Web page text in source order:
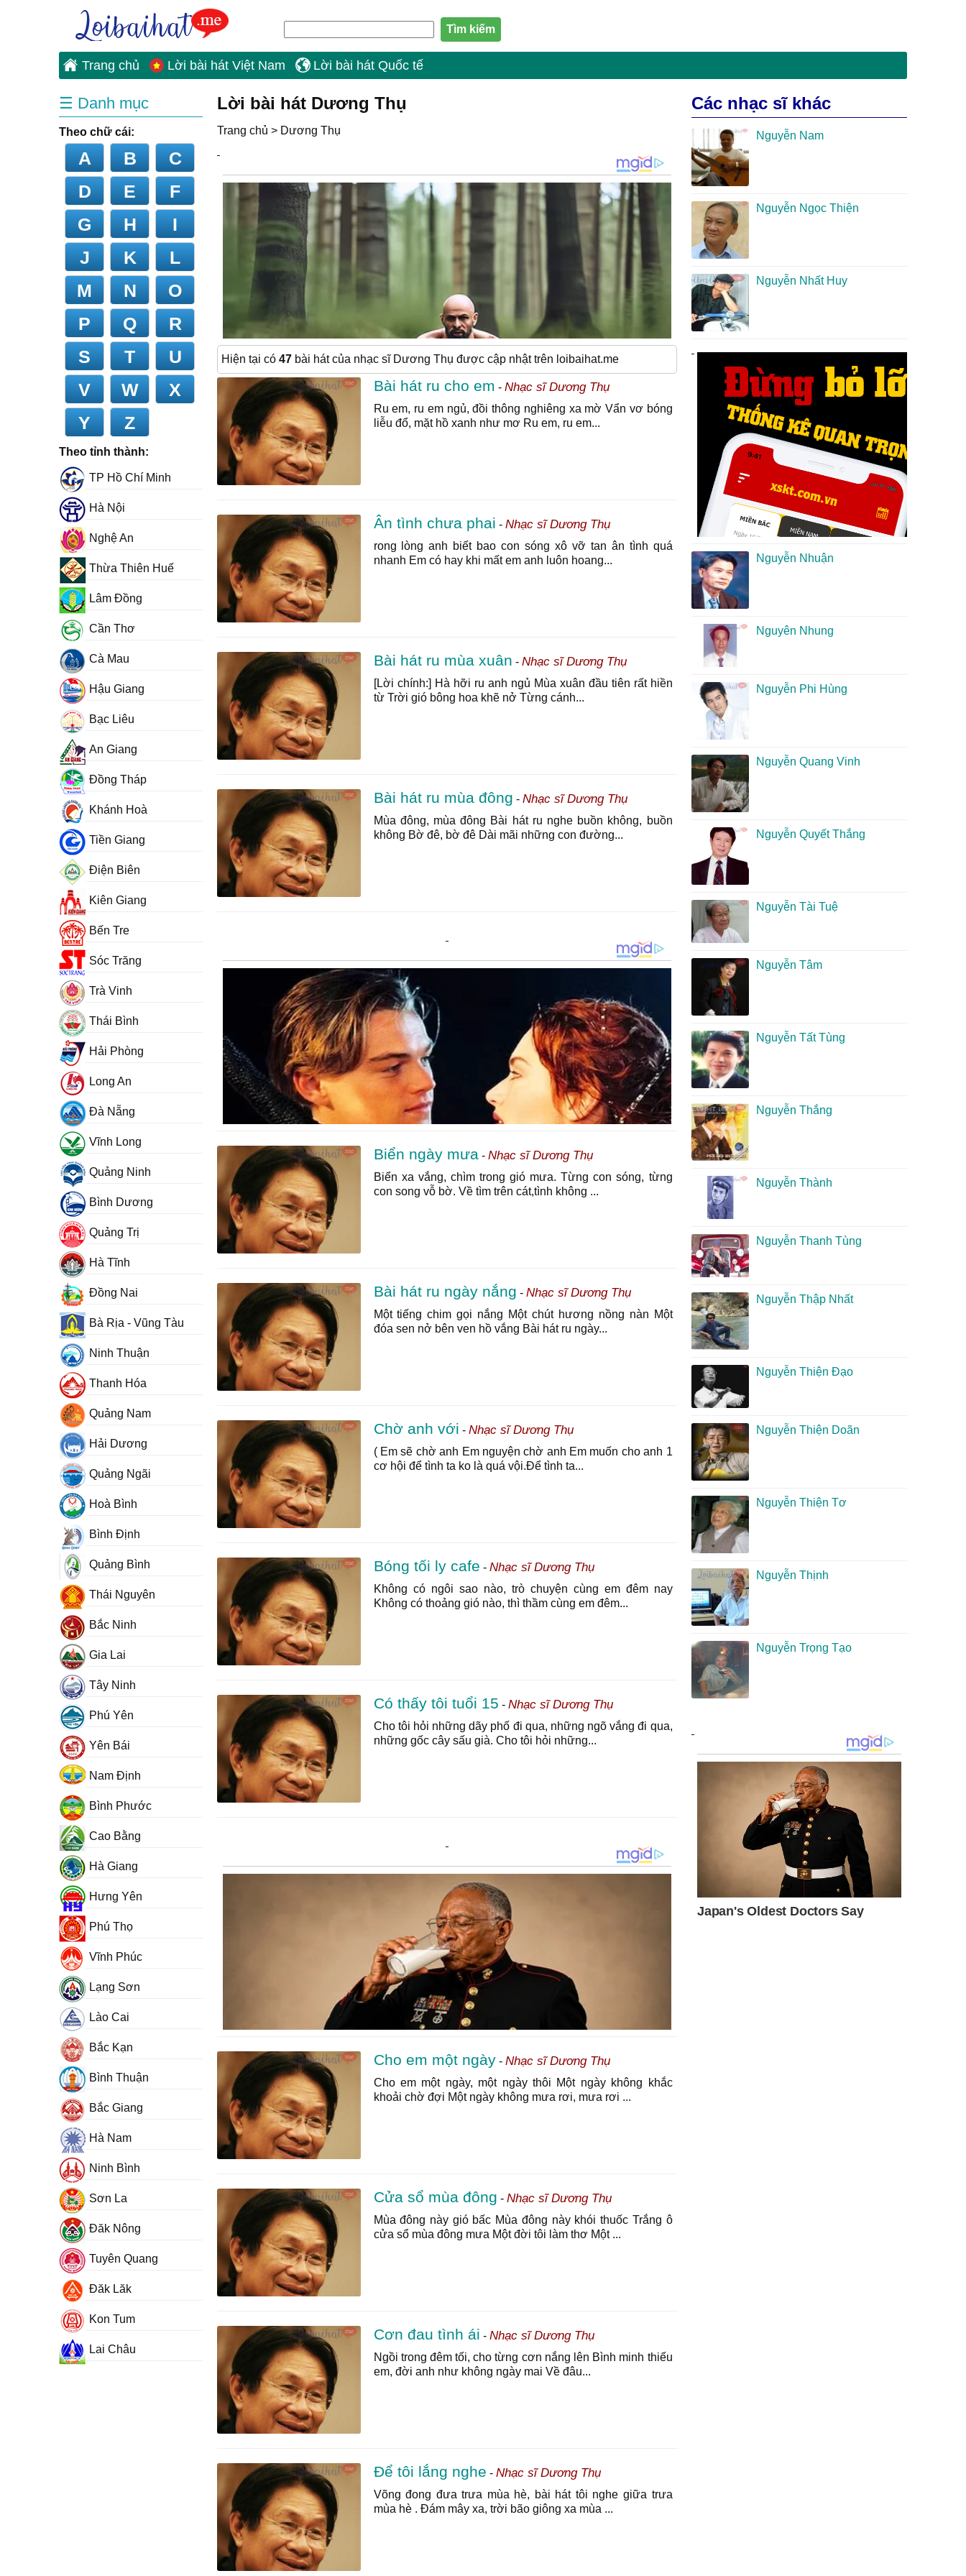
Trang chủ Lời bài hát Việt Nam Lời bài hát Quốc tế
Lời bài hát Dương Thụ
Trang chủ > Dương Thụ
Hiện tại có 47 bài hát của nhạc sĩ Dương Thụ được cập nhật trên loibaihat.me
Bài hát ru cho em - Nhạc sĩ Dương Thụ
Ru em, ru em ngủ, đồi thông nghiêng xa mờ Vẩn vơ bóng
liễu đổ, mặt hồ xanh như mơ Ru em, ru em...
Ân tình chưa phai - Nhạc sĩ Dương Thụ
rong lòng anh biết bao con sóng xô vỡ tan ân tình quá
nhanh Em có hay khi mất em anh luôn hoang...
Bài hát ru mùa xuân - Nhạc sĩ Dương Thụ
[Lời chính:] Hà hỡi ru anh ngủ Mùa xuân đầu tiên rất hiền
từ Trời gió bông hoa khẽ nở Từng cánh...
Bài hát ru mùa đông - Nhạc sĩ Dương Thụ
Mùa đông, mùa đông Bài hát ru nghe buồn không, buồn
không Bờ đê, bờ đê Dài mãi những con đường...
Biển ngày mưa- Nhạc sĩ Dương Thụ
Biển xa vắng, chìm trong gió mưa. Từng con sóng, từng
con song vỗ bờ. Về tìm trên cát,tình không ...
Bài hát ru ngày nắng - Nhạc sĩ Dương Thụ
Một tiếng chim gọi nắng Một chút hương nồng nàn Một
đóa sen nở bên ven hồ vắng Bài hát ru ngày...
Chờ anh với - Nhạc sĩ Dương Thụ
( Em sẽ chờ anh Em nguyện chờ anh Em muốn cho anh 1
cơ hội để tình ta ko là quá vội.Để tình ta...
Bóng tối ly cafe - Nhạc sĩ Dương Thụ
Không có ngôi sao nào, trò chuyện cùng em đêm nay
Không có thoảng gió nào, thì thầm cùng em đêm...
Có thấy tôi tuổi 15 - Nhạc sĩ Dương Thụ
Cho tôi hỏi những dãy phố đi qua, những ngõ vắng đi qua,
những gốc cây sấu già. Cho tôi hỏi những...
Cho em một ngày- Nhạc sĩ Dương Thụ
Cho em một ngày, một ngày thôi Một ngày không khắc
khoải chờ đợi Một ngày không mưa rơi, mưa rơi ...
Cửa sổ mùa đông - Nhạc sĩ Dương Thụ
Mùa đông này gió bấc Mùa đông này khói thuốc Trắng ô
cửa sổ mùa đông mưa Một đời tôi làm thơ Một ...
Cơn đau tình ái - Nhạc sĩ Dương Thụ
Ngồi trong đêm tối, cho từng cơn nắng lên Bình minh thiếu
em, đời anh như không ngày mai Về đâu...
Để tôi lắng nghe - Nhạc sĩ Dương Thụ
Võng đong đưa trưa mùa hè, bài hát tôi nghe giữa trưa
mùa hè . Đám mây xa, trời bão giông xa mùa ...
Các nhạc sĩ khác
Nguyễn Nam
Nguyễn Ngọc Thiện
Nguyễn Nhất Huy
Nguyễn Nhuận
Nguyên Nhung
Nguyễn Phi Hùng
Nguyễn Quang Vinh
Nguyễn Quyết Thắng
Nguyễn Tài Tuệ
Nguyễn Tâm
Nguyễn Tất Tùng
Nguyễn Thắng
Nguyễn Thành
Nguyễn Thanh Tùng
Nguyễn Thập Nhất
Nguyễn Thiện Đạo
Nguyễn Thiện Doãn
Nguyễn Thiện Tơ
Nguyễn Thịnh
Nguyễn Trọng Tạo
☰ Danh mục
Theo chữ cái:
A B
C
D
E
F
G
H
I
J
K
L
M
N
O
P
Q
R
S
T
U
V
W
X
Y
Z
Theo tỉnh thành:
TP Hồ Chí Minh
Hà Nội
Nghệ An
Thừa Thiên Huế
Lâm Đồng
Cần Thơ
Cà Mau
Hậu Giang
Bạc Liêu
An Giang
Đồng Tháp
Khánh Hoà
Tiền Giang
Điện Biên
Kiên Giang
Bến Tre
Sóc Trăng
Trà Vinh
Thái Bình
Hải Phòng
Long An
Đà Nẵng
Vĩnh Long
Quảng Ninh
Bình Dương
Quảng Trị
Hà Tĩnh
Đồng Nai
Bà Rịa - Vũng Tàu
Ninh Thuận
Thanh Hóa
Quảng Nam
Hải Dương
Quảng Ngãi
Hoà Bình
Bình Định
Quảng Bình
Thái Nguyên
Bắc Ninh
Gia Lai
Tây Ninh
Phú Yên
Yên Bái
Nam Định
Bình Phước
Cao Bằng
Hà Giang
Hưng Yên
Phú Thọ
Vĩnh Phúc
Lạng Sơn
Lào Cai
Bắc Kạn
Bình Thuận
Bắc Giang
Hà Nam
Ninh Bình
Sơn La
Đăk Nông
Tuyên Quang
Đăk Lăk
Kon Tum
Lai Châu